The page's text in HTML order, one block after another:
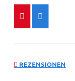
REZENSIONEN